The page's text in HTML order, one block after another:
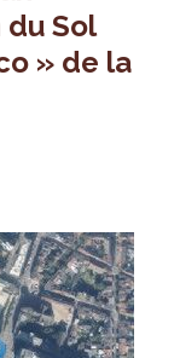
du Sol
» de la